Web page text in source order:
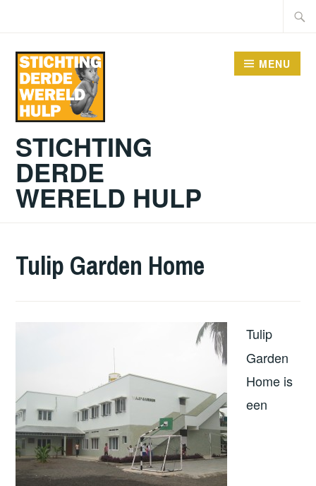
inhoud
STICHTING
DERDE
WERELD HULP
MENU
Tulip Garden Home
Tulip
Garden
Home is
een